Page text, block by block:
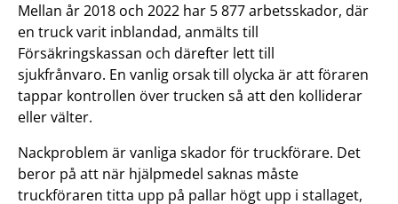
Mellan år 2018 och 2022 har 5 877 arbetsskador, där
en truck varit inblandad, anmälts till
Försäkringskassan och därefter lett till
sjukfrånvaro. En vanlig orsak till olycka är att föraren
tappar kontrollen över trucken så att den kolliderar
eller välter.
Nackproblem är vanliga skador för truckförare. Det
beror på att när hjälpmedel saknas måste
truckföraren titta upp på pallar högt upp i stallaget,